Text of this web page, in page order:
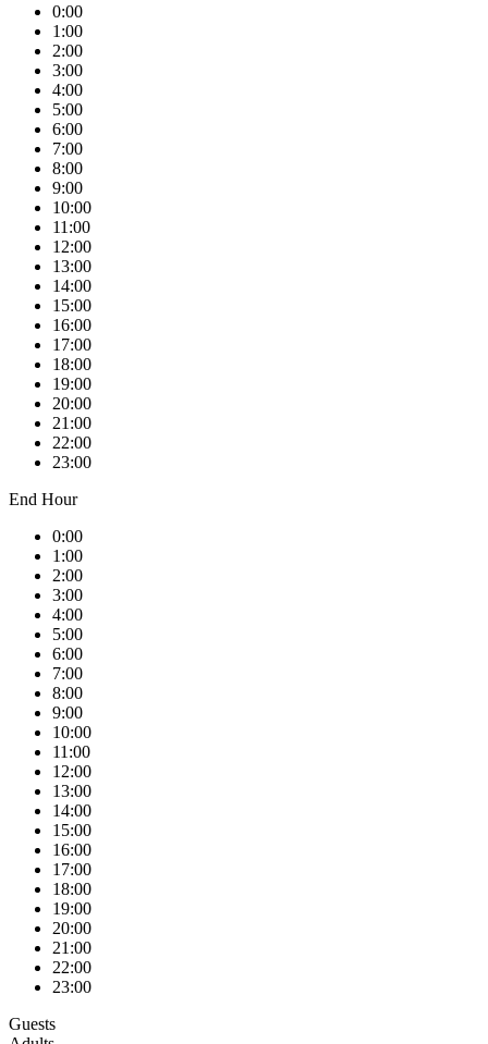
0:00
1:00
2:00
3:00
4:00
5:00
6:00
7:00
8:00
9:00
10:00
11:00
12:00
13:00
14:00
15:00
16:00
17:00
18:00
19:00
20:00
21:00
22:00
23:00
End Hour
0:00
1:00
2:00
3:00
4:00
5:00
6:00
7:00
8:00
9:00
10:00
11:00
12:00
13:00
14:00
15:00
16:00
17:00
18:00
19:00
20:00
21:00
22:00
23:00
Guests